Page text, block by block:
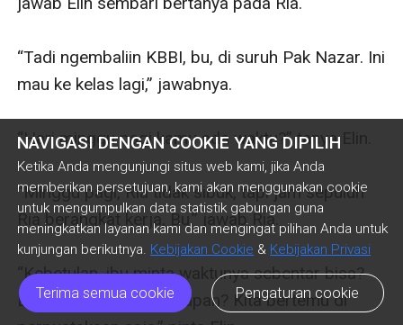
NAVIGASI DENGAN COOKIE YANG DIPILIH
Ketika Anda mengunjungi situs web kami, jika Anda
memberikan persetujuan, kami akan menggunakan cookie
untuk mengumpulkan data statistik gabungan guna
meningkatkan layanan kami dan mengingat pilihan Anda untuk
kunjungan berikutnya. Kebijakan Cookie & Kebijakan Privasi
Terima semua cookie Pengaturan cookie